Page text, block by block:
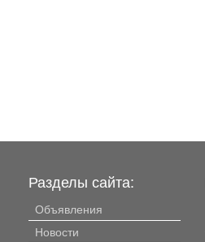
Разделы сайта:
Объявления
Новости